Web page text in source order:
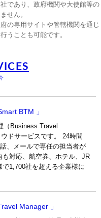
であり、政府機関や大使館等の
せん。
の専用サイトや管轄機関を通じ
うことも可能です。
BTM 」
（Business Travel
ドサービスです。 24時間
、メールで専任の担当者が
対応、航空券、ホテル、JR
1,700社を超える企業様に
Manager 」